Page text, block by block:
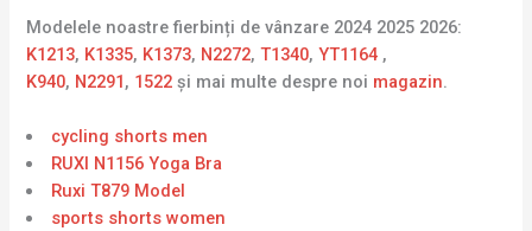
Modelele noastre fierbinți de vânzare 2024 2025 2026:
K1213, K1335, K1373, N2272,T1340,YT1164 ,
K940, N2291, 1522și mai multe despre noi magazin.
cycling shorts men
RUXI N1156 Yoga Bra
Ruxi T879 Model
sports shorts women